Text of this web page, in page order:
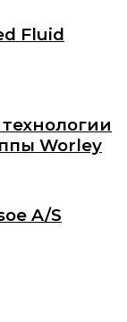
Fluid
Worley
A/S